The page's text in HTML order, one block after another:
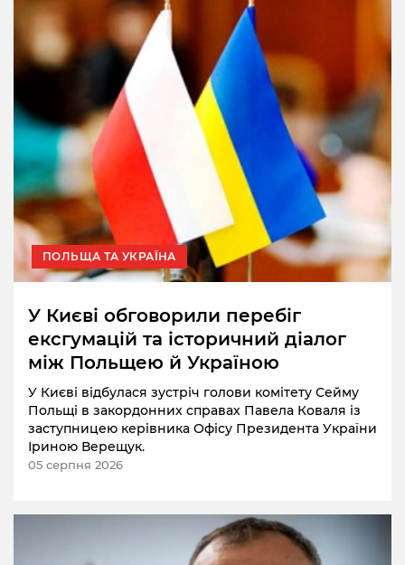
ПОЛЬЩА ТА УКРАЇНА
У Києві обговорили перебіг
ексгумацій та історичний діалог
між Польщею й Україною
У Києві відбулася зустріч голови комітету Сейму
Польщі в закордонних справах Павела Коваля із
заступницею керівника Офісу Президента України
Іриною Верещук.
05 серпня 2026